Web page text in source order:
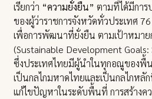
เรียกว่า “ความยั่งยืน” ตามที่ได้มีการ
ของผู้ว่าราชการจังหวัดทั่วประเทศ
เพื่อการพัฒนาที่ยั่งยืน ตามเป้าหมา
(Sustainable Development
ซึ่งประเทศไทยมีผู้นำในทุกอณูของพื้
เป็นกลไกมหาดไทยและเป็นกลไกห
แก้ไขปัญหาในระดับพื้นที่ การสร้างค